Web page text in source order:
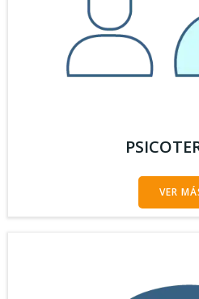
VER